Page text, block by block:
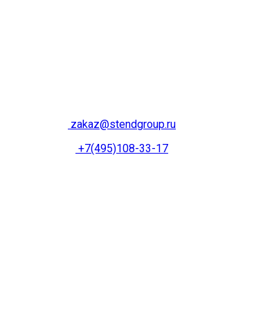
zakaz@stendgroup.ru
+7(495)108-33-17